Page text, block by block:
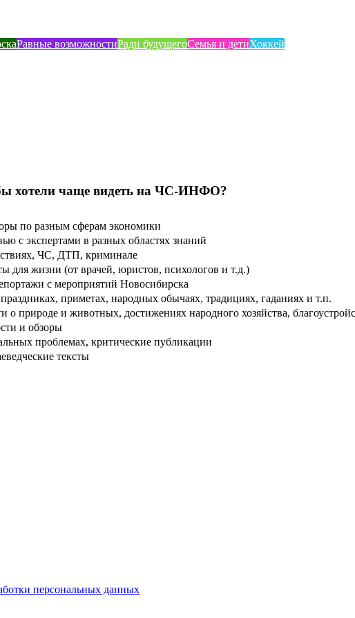
Равные возможностиРади будущегоСемья и детиХоккей
хотели чаще видеть на ЧС-ИНФО?
по разным сферам экономики
с экспертами в разных областях знаний
ЧС, ДТП, криминале
для жизни (от врачей, юристов, психологов и т.д.)
с мероприятий Новосибирска
приметах, народных обычаях, традициях, гаданиях и т.п.
о природе и животных, достижениях народного хозяйства,
и обзоры
проблемах, критические публикации
тексты
персональных данных